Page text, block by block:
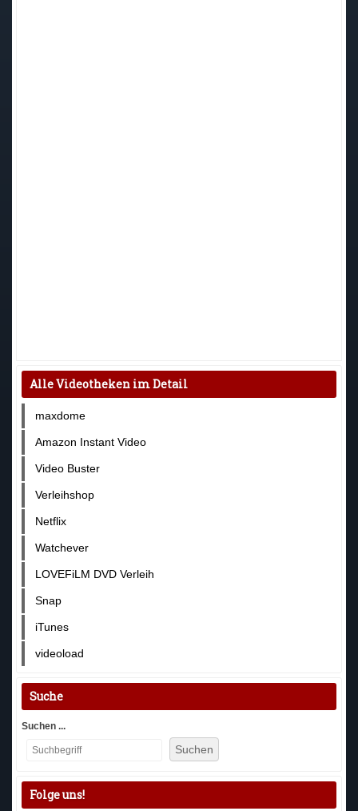
Alle Videotheken im Detail
maxdome
Amazon Instant Video
Video Buster
Verleihshop
Netflix
Watchever
LOVEFiLM DVD Verleih
Snap
iTunes
videoload
Suche
Suchen ...
Suchen
Folge uns!